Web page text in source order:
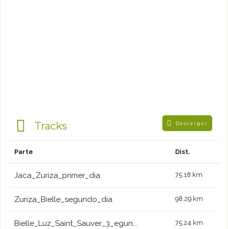
Tracks Descargar
Parte Dist.
Jaca_Zuriza_primer_dia 75.18 km
Zuriza_Bielle_segundo_dia 98.29 km
Bielle_Luz_Saint_Sauver_3_egun... 75.24 km